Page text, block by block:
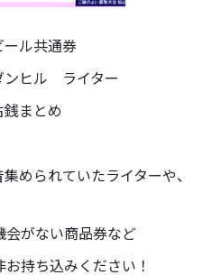
ール共通券
ンヒル ライター
銭まとめ
集められていたライターや、
会がない商品券など
持ち込みください！